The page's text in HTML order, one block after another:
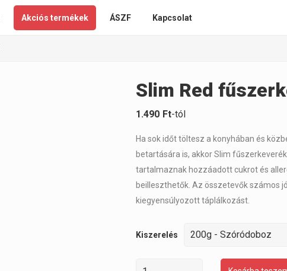
Akciós termékek ÁSZF Kapcsolat
Slim Red
1.490 Ft-tól
Ha sok időt töltesz a konyhában és
betartására is, akkor Slim
tartalmaznak hozzáadott cukrot és
beilleszthetők. Az összetevők számos
kiegyensúlyozott táplálkozást.
Kiszerelés